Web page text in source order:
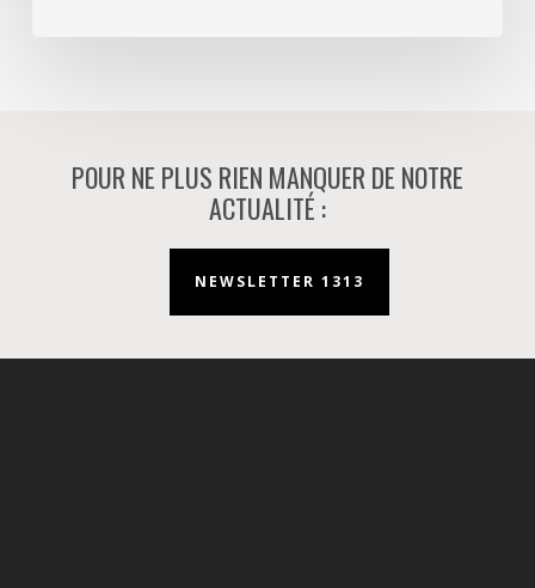
POUR NE PLUS RIEN MANQUER DE NOTRE
ACTUALITÉ :
NEWSLETTER 1313